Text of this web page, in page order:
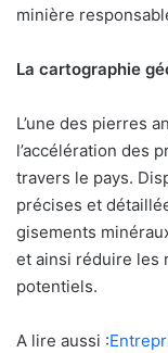
minière
La cartographie
L’une des pierres
l’accélération des
travers le pays.
précises et
gisements
et ainsi réduire les
potentiels.
A lire aussi :